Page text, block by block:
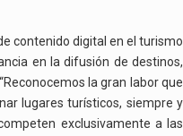
contenido digital en el turismo
en la difusión de destinos,
la gran labor que
lugares turísticos, siempre y
exclusivamente a las